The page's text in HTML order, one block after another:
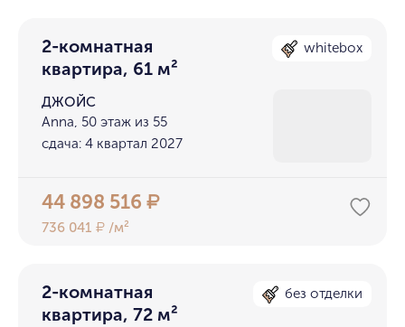
2-комнатная
квартира, 61 м²
whitebox
ДЖОЙС
Anna, 50 этаж из 55
сдача: 4 квартал 2027
44 898 516₽
736 041₽ /м²
2-комнатная
квартира, 72 м²
без отделки